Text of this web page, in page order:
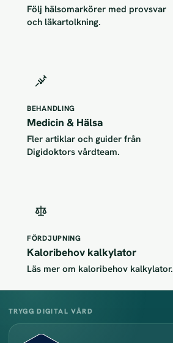
Följ hälsomarkörer med provsvar
och läkartolkning.
BEHANDLING
Medicin & Hälsa
Fler artiklar och guider från
Digidoktors vårdteam.
FÖRDJUPNING
Kaloribehov kalkylator
Läs mer om kaloribehov kalkylator.
TRYGG DIGITAL VÅRD